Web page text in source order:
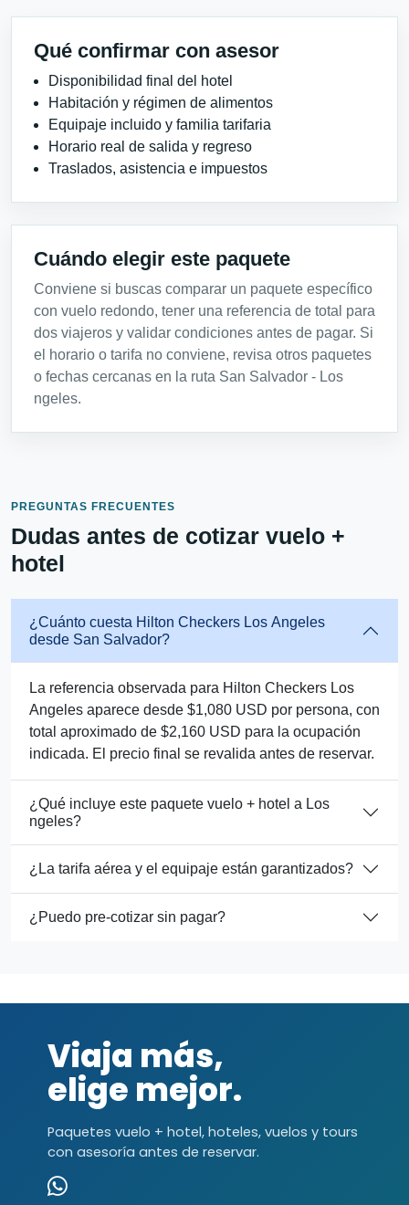
Qué confirmar con asesor
Disponibilidad final del hotel
Habitación y régimen de alimentos
Equipaje incluido y familia tarifaria
Horario real de salida y regreso
Traslados, asistencia e impuestos
Cuándo elegir este paquete
Conviene si buscas comparar un paquete específico
con vuelo redondo, tener una referencia de total para
dos viajeros y validar condiciones antes de pagar. Si
el horario o tarifa no conviene, revisa otros paquetes
o fechas cercanas en la ruta San Salvador - Los
ngeles.
PREGUNTAS FRECUENTES
Dudas antes de cotizar vuelo +
hotel
¿Cuánto cuesta Hilton Checkers Los Angeles
desde San Salvador?
La referencia observada para Hilton Checkers Los
Angeles aparece desde $1,080 USD por persona, con
total aproximado de $2,160 USD para la ocupación
indicada. El precio final se revalida antes de reservar.
¿Qué incluye este paquete vuelo + hotel a Los
ngeles?
¿La tarifa aérea y el equipaje están garantizados?
¿Puedo pre-cotizar sin pagar?
Viaja más,
elige mejor.
Paquetes vuelo + hotel, hoteles, vuelos y tours
con asesoría antes de reservar.